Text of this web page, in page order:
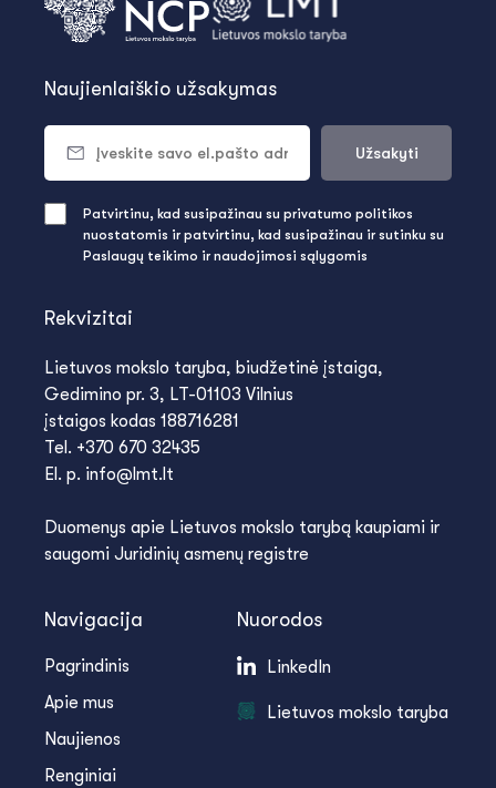
Rekvizitai
Lietuvos mokslo taryba, biudžetinė įstaiga,
Gedimino pr. 3, LT-01103 Vilnius
įstaigos kodas 188716281
Tel. +370 670 32435
El. p. info@lmt.lt
Duomenys apie Lietuvos mokslo tarybą kaupiami ir
saugomi Juridinių asmenų registre
Navigacija
Pagrindinis
Apie mus
Naujienos
Renginiai
Nuorodos
LinkedIn
Lietuvos mokslo taryba
Naujienlaiškio užsakymas
Užsakyti
Patvirtinu, kad susipažinau su privatumo politikos
nuostatomis ir patvirtinu, kad susipažinau ir sutinku su
Paslaugų teikimo ir naudojimosi sąlygomis